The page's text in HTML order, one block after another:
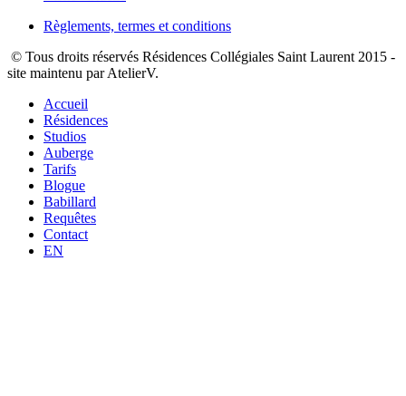
Règlements, termes et conditions
© Tous droits réservés Résidences Collégiales Saint Laurent 2015 -
site maintenu par AtelierV.
Accueil
Résidences
Studios
Auberge
Tarifs
Blogue
Babillard
Requêtes
Contact
EN